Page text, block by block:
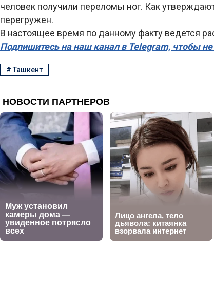
человек получили переломы ног. Как
перегружен.
В настоящее время по данному факту ведется
Подпишитесь на наш канал в Telegram, чтобы
#Ташкент